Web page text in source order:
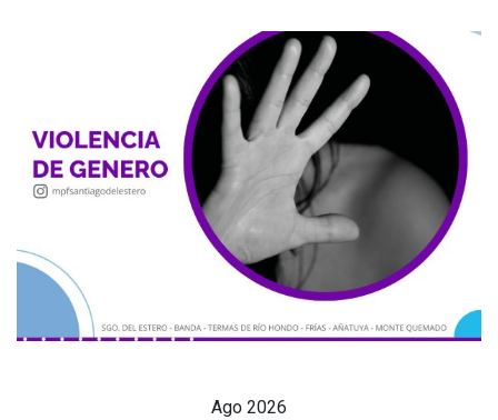
Ago 2026